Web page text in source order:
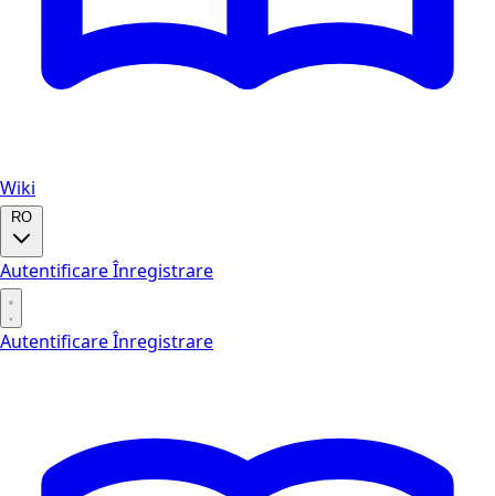
Wiki
RO
AutentificareÎnregistrare
AutentificareÎnregistrare